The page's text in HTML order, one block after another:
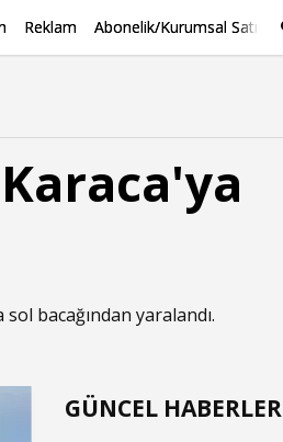
Reklam Abonelik/Kurumsal Satış
sol bacağından yaralandı.
GÜNCEL HABERLER